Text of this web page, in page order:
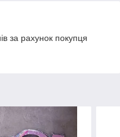
за рахунок покупця